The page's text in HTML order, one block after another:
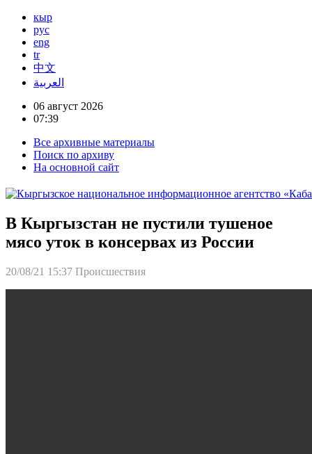
кыр
рус
eng
tr
中文
العربية
06 август 2026
07:39
Все архивные материалы
Поиск по архиву
На основной сайт
В Кыргызстан не пустили тушеное
мясо уток в консервах из России
20/08/21 15:37 Происшествия